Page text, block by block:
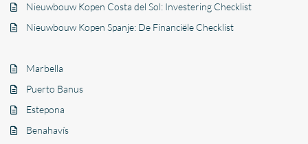
Nieuwbouw Kopen Costa del Sol: Investering Checklist
Nieuwbouw Kopen Spanje: De Financiële Checklist
Marbella
Puerto Banus
Estepona
Benahavís